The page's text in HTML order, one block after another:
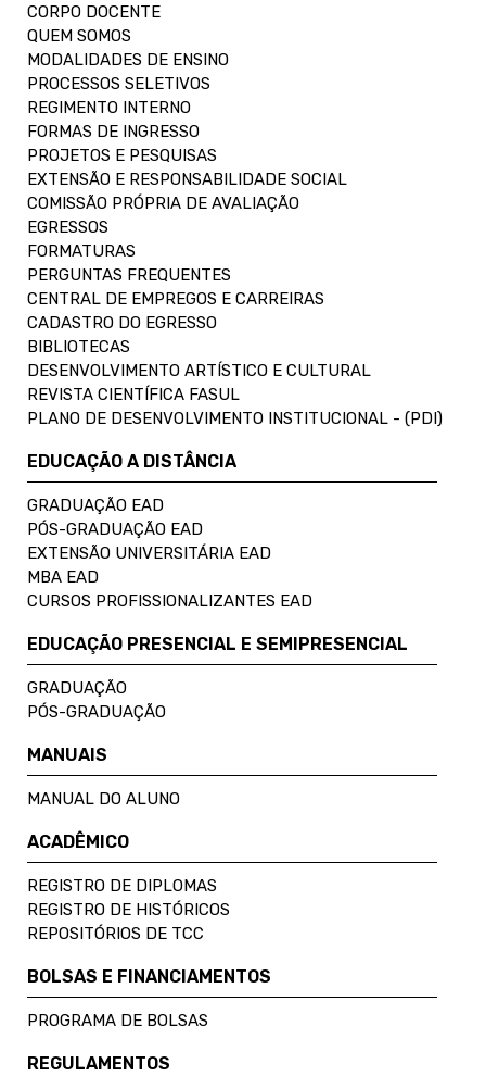
CORPO DOCENTE
QUEM SOMOS
MODALIDADES DE ENSINO
PROCESSOS SELETIVOS
REGIMENTO INTERNO
FORMAS DE INGRESSO
PROJETOS E PESQUISAS
EXTENSÃO E RESPONSABILIDADE SOCIAL
COMISSÃO PRÓPRIA DE AVALIAÇÃO
EGRESSOS
FORMATURAS
PERGUNTAS FREQUENTES
CENTRAL DE EMPREGOS E CARREIRAS
CADASTRO DO EGRESSO
BIBLIOTECAS
DESENVOLVIMENTO ARTÍSTICO E CULTURAL
REVISTA CIENTÍFICA FASUL
PLANO DE DESENVOLVIMENTO INSTITUCIONAL - (PDI)
EDUCAÇÃO A DISTÂNCIA
GRADUAÇÃO EAD
PÓS-GRADUAÇÃO EAD
EXTENSÃO UNIVERSITÁRIA EAD
MBA EAD
CURSOS PROFISSIONALIZANTES EAD
EDUCAÇÃO PRESENCIAL E SEMIPRESENCIAL
GRADUAÇÃO
PÓS-GRADUAÇÃO
MANUAIS
MANUAL DO ALUNO
ACADÊMICO
REGISTRO DE DIPLOMAS
REGISTRO DE HISTÓRICOS
REPOSITÓRIOS DE TCC
BOLSAS E FINANCIAMENTOS
PROGRAMA DE BOLSAS
REGULAMENTOS